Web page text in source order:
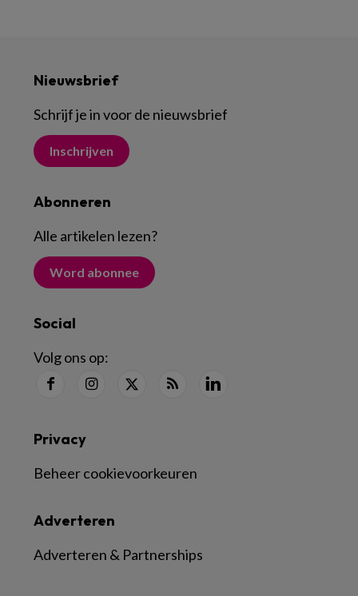
Nieuwsbrief
Schrijf je in voor de nieuwsbrief
Inschrijven
Abonneren
Alle artikelen lezen?
Word abonnee
Social
Volg ons op:
Adverteren
Adverteren & Partnerships
Privacy
Beheer cookievoorkeuren